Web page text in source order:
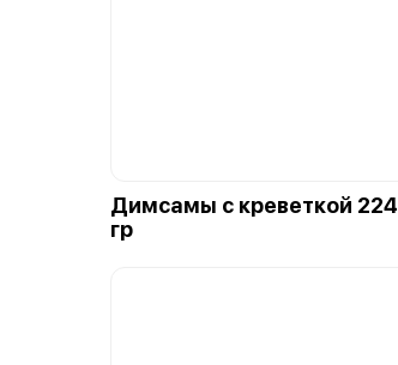
Димсамы с креветкой 224
гр